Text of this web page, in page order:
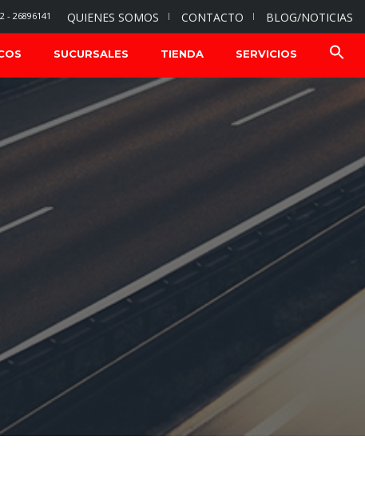
QUIENES SOMOS CONTACTO BLOG/NOTICIAS
- 26896141
SUCURSALES TIENDA SERVICIOS